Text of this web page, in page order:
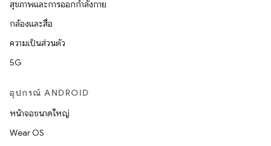
สุขภาพและการออกกำลังกาย
กล้องและสื่อ
ความเป็นส่วนตัว
5G
อุปกรณ์ ANDROID
หน้าจอขนาดใหญ่
Wear OS